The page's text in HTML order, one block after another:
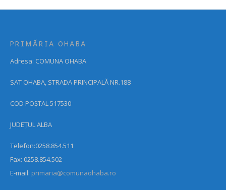
PRIMĂRIA OHABA
Adresa: COMUNA OHABA
SAT OHABA, STRADA PRINCIPALĂ NR.188
COD POȘTAL 517530
JUDEȚUL ALBA
Telefon:0258.854.511
Fax: 0258.854.502
E-mail: primaria@comunaohaba.ro